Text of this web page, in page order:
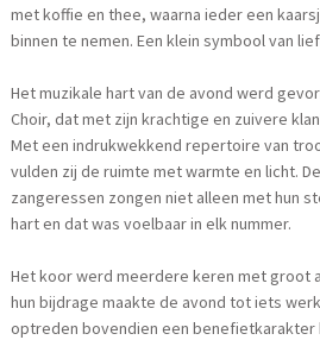
met koffie en thee, waarna ieder een
binnen te nemen. Een klein symbool van
Het muzikale hart van de avond werd
Choir, dat met zijn krachtige en zuivere
Met een indrukwekkend repertoire van
vulden zij de ruimte met warmte en licht.
zangeressen zongen niet alleen met hun
hart en dat was voelbaar in elk nummer.
Het koor werd meerdere keren met groot
hun bijdrage maakte de avond tot iets
optreden bovendien een benefietkarakter